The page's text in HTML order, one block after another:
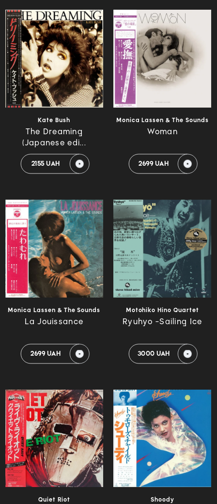
Kate Bush
The Dreaming
(Japanese edi...
2155 UAH
Monica Lassen & The Sounds
Woman
2699 UAH
Monica Lassen & The Sounds
La Jouissance
2699 UAH
Motohiko Hino Quartet
Ryuhyo -Sailing Ice
3000 UAH
Quiet Riot Shoody